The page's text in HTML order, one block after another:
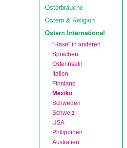
Osterbräuche
Ostern & Religion
Ostern International
"Hase" in anderen
Sprachen
Osterinseln
Italien
Finnland
Mexiko
Schweden
Schweiz
USA
Philippinen
Australien